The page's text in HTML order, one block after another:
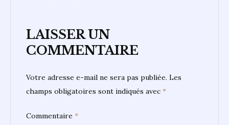
LAISSER UN
COMMENTAIRE
Votre adresse e-mail ne sera pas publiée. Les
champs obligatoires sont indiqués avec *
Commentaire *